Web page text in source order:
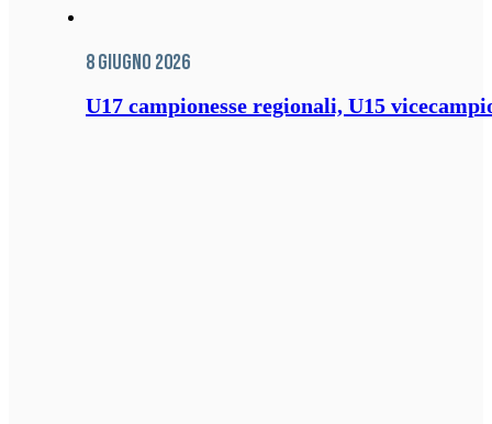
8 Giugno 2026
U17 campionesse regionali, U15